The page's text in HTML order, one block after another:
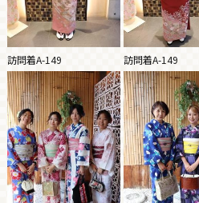
訪問着A-149 訪問着A-149